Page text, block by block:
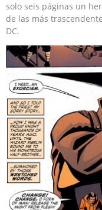
solo seis páginas un
de las más
DC.